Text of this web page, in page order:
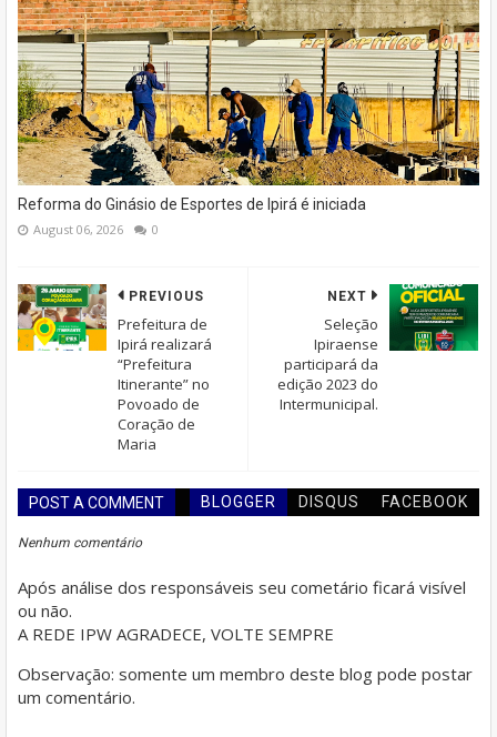
Reforma do Ginásio de Esportes de Ipirá é iniciada
August 06, 2026 0
NEXT
Seleção
Ipiraense
participará da
edição 2023 do
Intermunicipal.
PREVIOUS
Prefeitura de
Ipirá realizará
“Prefeitura
Itinerante” no
Povoado de
Coração de
Maria
POST A COMMENT BLOGGER DISQUS FACEBOOK
Nenhum comentário
Após análise dos responsáveis seu cometário ficará visível
ou não.
A REDE IPW AGRADECE, VOLTE SEMPRE
Observação: somente um membro deste blog pode postar
um comentário.